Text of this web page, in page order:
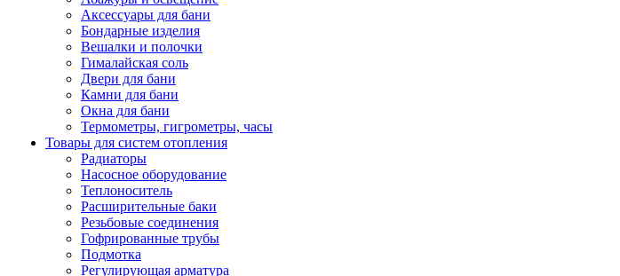
Аксессуары для бани
Бондарные изделия
Вешалки и полочки
Гималайская соль
Двери для бани
Камни для бани
Окна для бани
Термометры, гигрометры, часы
Товары для систем отопления
Радиаторы
Насосное оборудование
Теплоноситель
Расширительные баки
Резьбовые соединения
Гофрированные трубы
Подмотка
Регулирующая арматура